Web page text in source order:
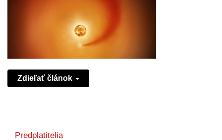
Zdieľať článok
Predplatitelia